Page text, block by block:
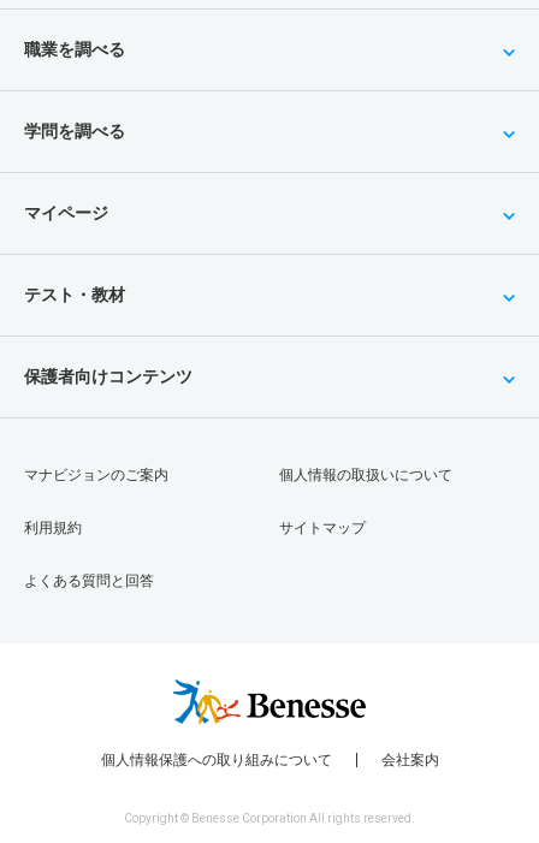
職業を調べる
学問を調べる
マイページ
テスト・教材
保護者向けコンテンツ
マナビジョンのご案内
利用規約
よくある質問と回答
個人情報の取扱いについて
サイトマップ
個人情報保護への取り組みについて 会社案内
Copyright © Benesse Corporation All rights reserved.